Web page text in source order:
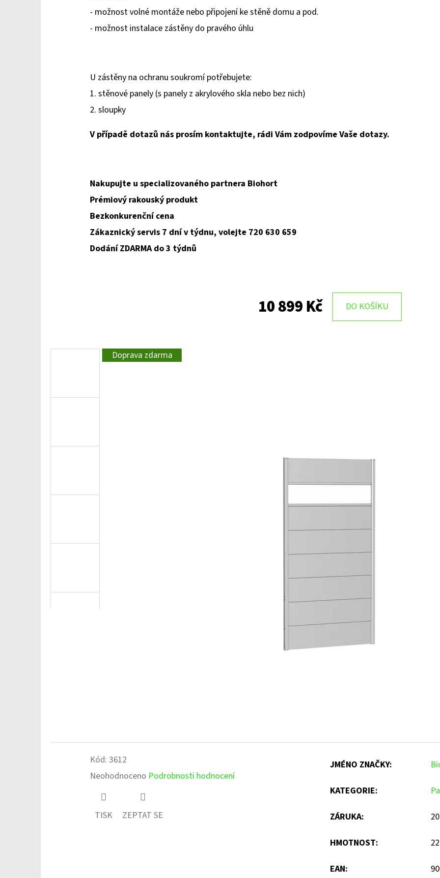
- možnost volné montáže nebo připojení ke stěně domu a pod.
- možnost instalace zástěny do pravého úhlu
U zástěny na ochranu soukromí potřebujete:
1. stěnové panely (s panely z akrylového skla nebo bez nich)
2. sloupky
V případě dotazů nás prosím kontaktujte, rádi Vám zodpovíme Vaše dotazy.
Nakupujte u specializovaného partnera Biohort
Prémiový rakouský produkt
Bezkonkurenční cena
Zákaznický servis 7 dní v týdnu, volejte 720 630 659
Dodání ZDARMA do 3 týdnů
10 899 Kč DO KOŠÍKU
Doprava zdarma
Kód: 3612
Průměrné
hodnocení
Neohodnoceno Podrobnosti hodnocení
TISK ZEPTAT SE
JMÉNO ZNAČKY:
KATEGORIE:
ZÁRUKA:
HMOTNOST:
EAN: